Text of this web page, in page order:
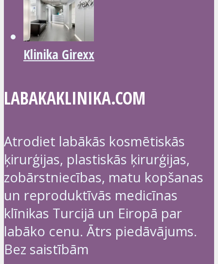
Klinika Girexx
LABAKAKLINIKA.COM
Atrodiet labākās kosmētiskās
ķirurģijas, plastiskās ķirurģijas,
zobārstniecības, matu kopšanas
un reproduktīvās medicīnas
klīnikas Turcijā un Eiropā par
labāko cenu. Ātrs piedāvājums.
Bez saistībām